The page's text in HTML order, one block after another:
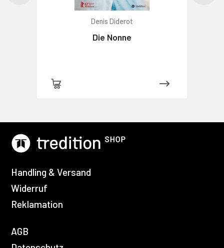
Denis Diderot
Die Nonne
Handling & Versand
Widerruf
Reklamation
AGB